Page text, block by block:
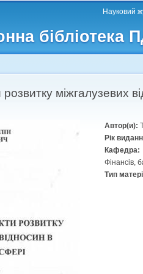
бібліотека
Науковий
розвитку міжгалузевих
Автор(и):
Рік
Кафедра:
Фінансів,
Тип